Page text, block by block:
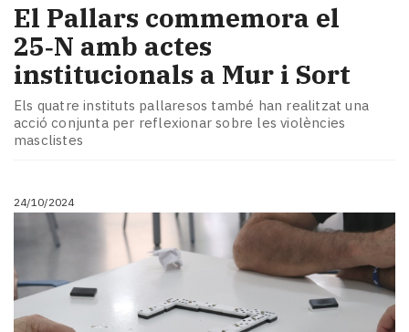
El Pallars commemora el
25‑N amb actes
institucionals a Mur i Sort
Els quatre instituts pallaresos també han realitzat una
acció conjunta per reflexionar sobre les violències
masclistes
24/10/2024